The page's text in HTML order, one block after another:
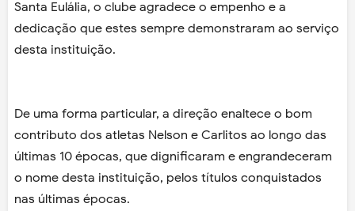
Santa Eulália, o clube agradece o empenho e a
dedicação que estes sempre demonstraram ao serviço
desta instituição.
De uma forma particular, a direção enaltece o bom
contributo dos atletas Nelson e Carlitos ao longo das
últimas 10 épocas, que dignificaram e engrandeceram
o nome desta instituição, pelos títulos conquistados
nas últimas épocas.